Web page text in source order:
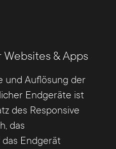
& Apps
und Auflösung der
Endgeräte ist
des Responsive
das
Endgerät